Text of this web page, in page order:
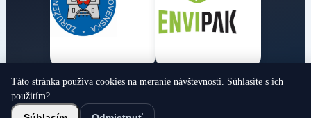
Obecné noviny
Táto stránka používa cookies na meranie návštevnosti. Súhlasíte s ich
použitím?